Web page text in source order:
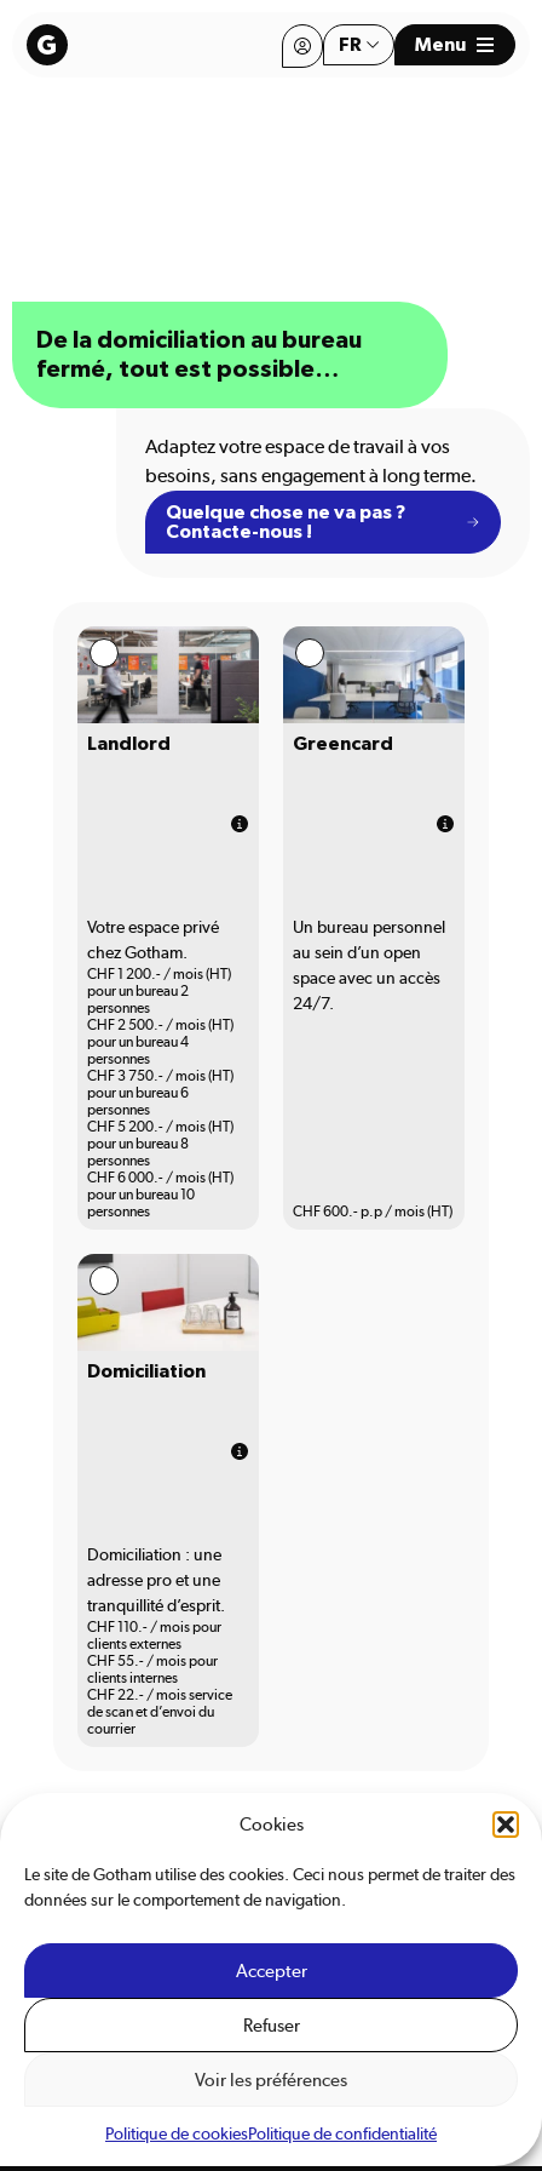
Cookies
Le site de Gotham utilise des cookies. Ceci nous permet de traiter des
données sur le comportement de navigation.
Accepter
Refuser
Voir les préférences
Politique de cookiesPolitique de confidentialité
FR
EN
Menu
De la domiciliation au bureau
fermé, tout est possible…
Adaptez votre espace de travail à vos
besoins, sans engagement à long terme.
Quelque chose ne va pas ?
Contacte-nous !
Landlord
Votre espace privé
chez Gotham.
CHF 1 200.- / mois (HT)
pour un bureau 2
personnes
CHF 2 500.- / mois (HT)
pour un bureau 4
personnes
CHF 3 750.- / mois (HT)
pour un bureau 6
personnes
CHF 5 200.- / mois (HT)
pour un bureau 8
personnes
CHF 6 000.- / mois (HT)
pour un bureau 10
personnes
Greencard
Un bureau personnel
au sein d’un open
space avec un accès
24/7.
CHF 600.- p.p / mois (HT)
Domiciliation
Domiciliation : une
adresse pro et une
tranquillité d’esprit.
CHF 110.- / mois pour
clients externes
CHF 55.- / mois pour
clients internes
CHF 22.- / mois service
de scan et d’envoi du
courrier
Nos espaces
Conditions Générales de ventes
Politique de confidentialité
Website : horde.ch